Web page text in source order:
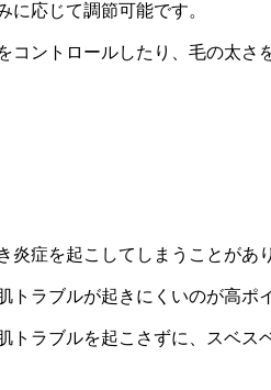
応じて調節可能です。
ントロールしたり、毛の太さ
症を起こしてしまうことがあ
ラブルが起きにくいのが高ポ
ラブルを起こさずに、スベス